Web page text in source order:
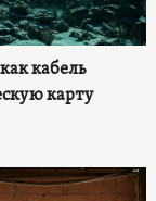
кабель
карту